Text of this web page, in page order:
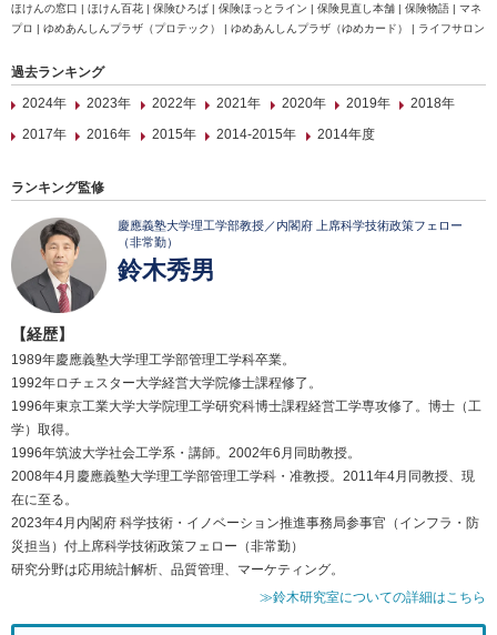
ほけんの窓口 | ほけん百花 | 保険ひろば | 保険ほっとライン | 保険見直し本舗 | 保険物語 | マネ
プロ | ゆめあんしんプラザ（プロテック） | ゆめあんしんプラザ（ゆめカード） | ライフサロン
過去ランキング
2024年
2023年 2022年 2021年 2020年 2019年
2018年
2017年
2016年 2015年 2014-2015年 2014年度
ランキング監修
慶應義塾大学理工学部教授／内閣府 上席科学技術政策フェロー
（非常勤）
鈴木秀男
【経歴】
1989年慶應義塾大学理工学部管理工学科卒業。
1992年ロチェスター大学経営大学院修士課程修了。
1996年東京工業大学大学院理工学研究科博士課程経営工学専攻修了。博士（工
学）取得。
1996年筑波大学社会工学系・講師。2002年6月同助教授。
2008年4月慶應義塾大学理工学部管理工学科・准教授。2011年4月同教授、現
在に至る。
2023年4月内閣府 科学技術・イノベーション推進事務局参事官（インフラ・防
災担当）付上席科学技術政策フェロー（非常勤）
研究分野は応用統計解析、品質管理、マーケティング。
≫鈴木研究室についての詳細はこちら